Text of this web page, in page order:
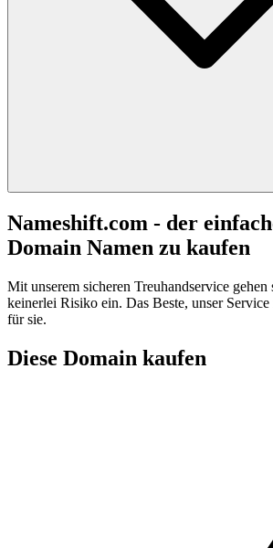
Nameshift.com - der
Domain Namen zu kaufen
Mit unserem sicheren Treuhandservice gehen
keinerlei Risiko ein. Das Beste, unser
für sie.
Diese Domain kaufen